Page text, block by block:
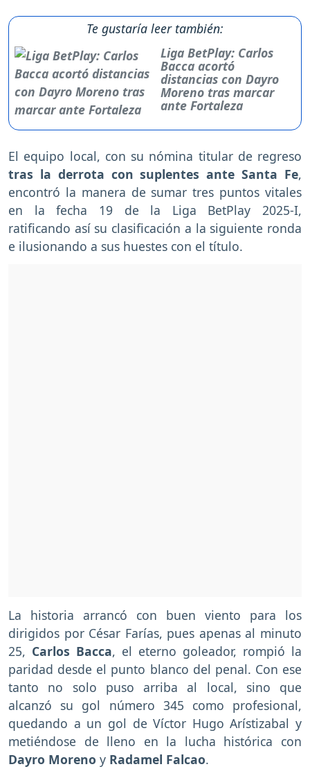
Te gustaría leer también:
Liga BetPlay: Carlos
Bacca acortó
distancias con Dayro
Moreno tras marcar
ante Fortaleza
El equipo local, con su nómina titular de regreso
tras la derrota con suplentes ante Santa Fe,
encontró la manera de sumar tres puntos vitales
en la fecha 19 de la Liga BetPlay 2025-I,
ratificando así su clasificación a la siguiente ronda
e ilusionando a sus huestes con el título.
La historia arrancó con buen viento para los
dirigidos por César Farías, pues apenas al minuto
25, Carlos Bacca, el eterno goleador, rompió la
paridad desde el punto blanco del penal. Con ese
tanto no solo puso arriba al local, sino que
alcanzó su gol número 345 como profesional,
quedando a un gol de Víctor Hugo Arístizabal y
metiéndose de lleno en la lucha histórica con
Dayro Moreno y Radamel Falcao.